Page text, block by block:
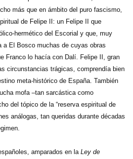
más que en ámbito del puro fascismo,
de Felipe II: un Felipe II que
hermético del Escorial y que, muy
a El Bosco muchas de cuyas obras
Franco lo hacía con Dalí. Felipe II, gran
circunstancias trágicas, comprendía bien
meta-histórico de España. También
mofa –tan sarcástica como
del tópico de la “reserva espiritual de
análogas, tan queridas durante décadas
amparados en la Ley de